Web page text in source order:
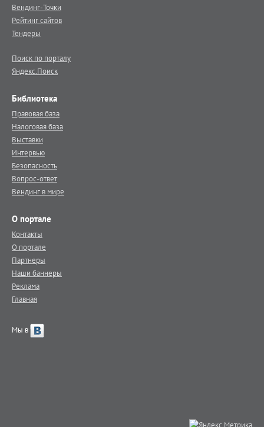
Вендинг-Точки
Рейтинг сайтов
Тендеры
Поиск по порталу
Яндекс.Поиск
Библиотека
Правовая база
Налоговая база
Выставки
Интервью
Безопасность
Вопрос-ответ
Вендинг в мире
О портале
Контакты
О портале
Партнеры
Наши баннеры
Реклама
Главная
Мы в